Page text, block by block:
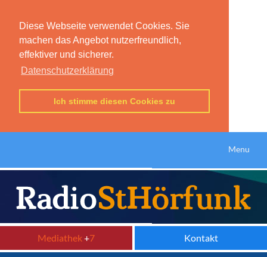
Diese Webseite verwendet Cookies. Sie
machen das Angebot nutzerfreundlich,
effektiver und sicherer.
Datenschutzerklärung
Ich stimme diesen Cookies zu
Menu
Mediathek+7 Kontakt